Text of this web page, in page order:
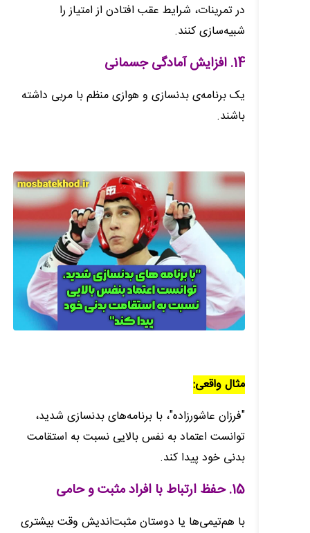
در تمرینات، شرایط عقب افتادن از امتیاز را
شبیه‌سازی کنند.
14. افزایش آمادگی جسمانی
یک برنامه‌ی بدنسازی و هوازی منظم با مربی داشته
باشند.
مثال واقعی:
"فرزان عاشورزاده"، با برنامه‌های بدنسازی شدید،
توانست اعتماد به نفس بالایی نسبت به استقامت
بدنی خود پیدا کند.
15. حفظ ارتباط با افراد مثبت و حامی
با هم‌تیمی‌ها یا دوستان مثبت‌اندیش وقت بیشتری